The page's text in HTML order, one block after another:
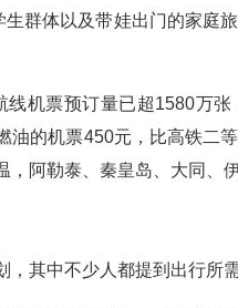
群体以及带娃出门的家庭
机票预订量已超1580万
油的机票450元，比高铁二
阿勒泰、秦皇岛、大同、
其中不少人都提到出行所